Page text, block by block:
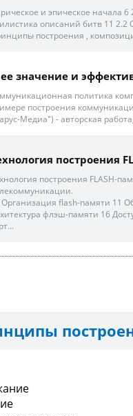
и эпическое начала
описаний битв 11
построения ,
ее значение и
политика
построения
Медиа") - авторская
построения
построения FLASH-
Организация flash-памяти 11
флэш-памяти 16